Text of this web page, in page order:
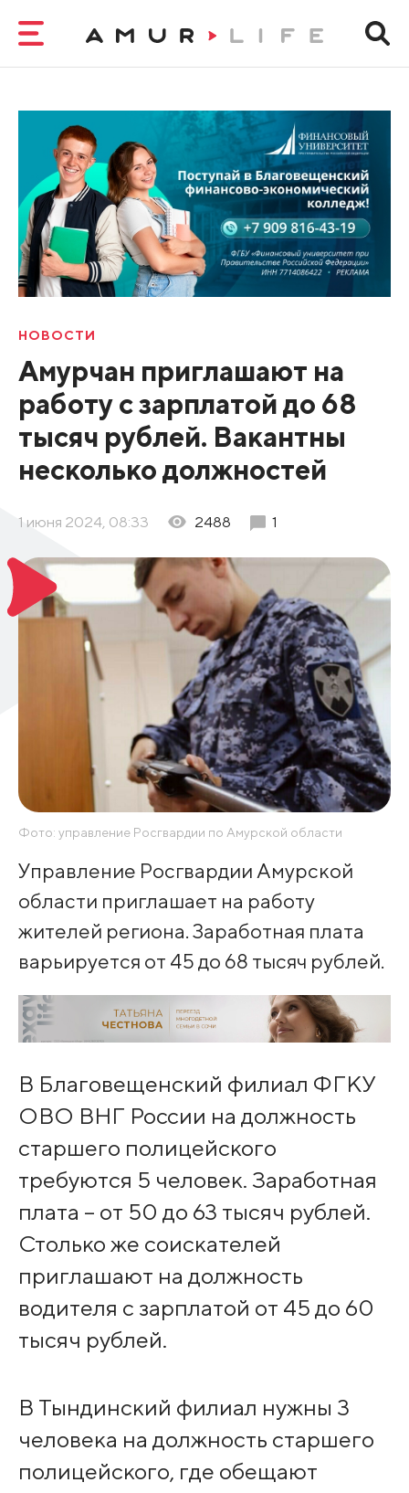
НОВОСТИ
Амурчан приглашают на
работу с зарплатой до 68
тысяч рублей. Вакантны
несколько должностей
1 июня 2024, 08:33 2488 1
Фото: управление Росгвардии по Амурской области
Управление Росгвардии Амурской
области приглашает на работу
жителей региона. Заработная плата
варьируется от 45 до 68 тысяч рублей.
В Благовещенский филиал ФГКУ
ОВО ВНГ России на должность
старшего полицейского
требуются 5 человек. Заработная
плата – от 50 до 63 тысяч рублей.
Столько же соискателей
приглашают на должность
водителя с зарплатой от 45 до 60
тысяч рублей.
В Тындинский филиал нужны 3
человека на должность старшего
полицейского, где обещают